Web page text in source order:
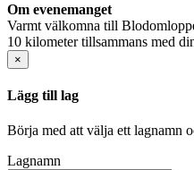
Om evenemanget
Varmt välkomna till
10 kilometer tillsammans med
×
Lägg till lag
Börja med att välja ett lagnamn
Lagnamn